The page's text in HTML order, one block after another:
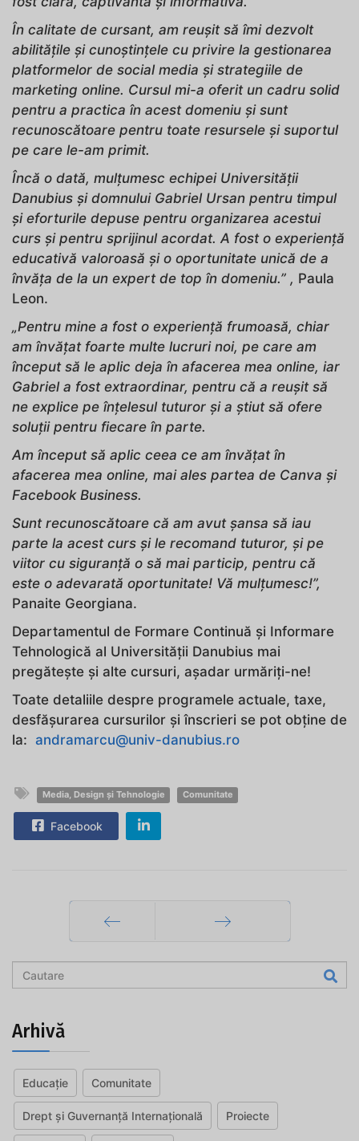
În calitate de cursant, am reușit să îmi dezvolt
abilitățile și cunoștințele cu privire la gestionarea
platformelor de social media și strategiile de
marketing online. Cursul mi-a oferit un cadru solid
pentru a practica în acest domeniu și sunt
recunoscătoare pentru toate resursele și suportul
pe care le-am primit.
Încă o dată, mulțumesc echipei Universității
Danubius și domnului Gabriel Ursan pentru timpul
și eforturile depuse pentru organizarea acestui
curs și pentru sprijinul acordat. A fost o experiență
educativă valoroasă și o oportunitate unică de a
învăța de la un expert de top în domeniu.” , Paula
Leon.
„Pentru mine a fost o experiență frumoasă, chiar
am învățat foarte multe lucruri noi, pe care am
început să le aplic deja în afacerea mea online, iar
Gabriel a fost extraordinar, pentru că a reușit să
ne explice pe înțelesul tuturor și a știut să ofere
soluții pentru fiecare în parte.
Am început să aplic ceea ce am învățat în
afacerea mea online, mai ales partea de Canva și
Facebook Business.
Sunt recunoscătoare că am avut șansa să iau
parte la acest curs și le recomand tuturor, și pe
viitor cu siguranță o să mai particip, pentru că
este o adevarată oportunitate! Vă mulțumesc!”,
Panaite Georgiana.
Departamentul de Formare Continuă și Informare
Tehnologică al Universității Danubius mai
pregătește și alte cursuri, așadar urmăriți-ne!
Toate detaliile despre programele actuale, taxe,
desfășurarea cursurilor și înscrieri se pot obține de
la: andramarcu@univ-danubius.ro
Media, Design și Tehnologie Comunitate
Facebook
Prec Mai departe
Arhivă
Educație Comunitate
Drept și Guvernanță Internațională Proiecte